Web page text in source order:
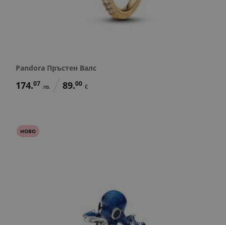
Pandora Пръстен Валс
174.07 лв. 89.00 €
НОВО